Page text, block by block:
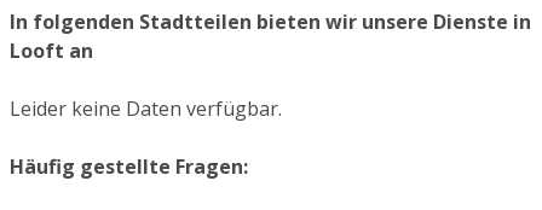
In folgenden Stadtteilen bieten wir unsere Dienste in
Looft an
Leider keine Daten verfügbar.
Häufig gestellte Fragen: